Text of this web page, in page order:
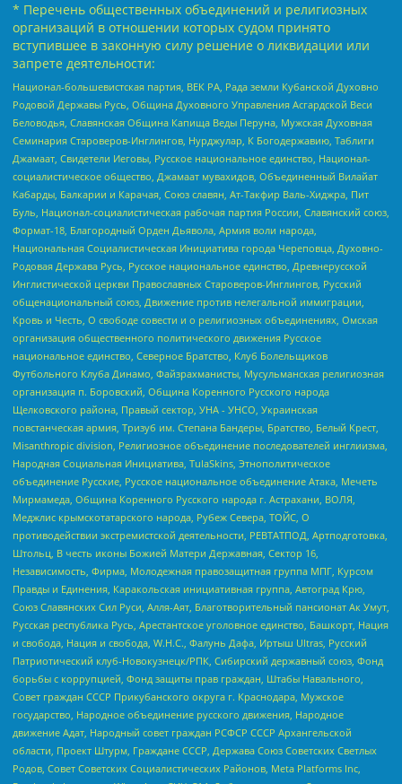
* Перечень общественных объединений и религиозных
организаций в отношении которых судом принято
вступившее в законную силу решение о ликвидации или
запрете деятельности:
Национал-большевистская партия, ВЕК РА, Рада земли Кубанской Духовно
Родовой Державы Русь, Община Духовного Управления Асгардской Веси
Беловодья, Славянская Община Капища Веды Перуна, Мужская Духовная
Семинария Староверов-Инглингов, Нурджулар, К Богодержавию, Таблиги
Джамаат, Свидетели Иеговы, Русское национальное единство, Национал-
социалистическое общество, Джамаат мувахидов, Объединенный Вилайат
Кабарды, Балкарии и Карачая, Союз славян, Ат-Такфир Валь-Хиджра, Пит
Буль, Национал-социалистическая рабочая партия России, Славянский союз,
Формат-18, Благородный Орден Дьявола, Армия воли народа,
Национальная Социалистическая Инициатива города Череповца, Духовно-
Родовая Держава Русь, Русское национальное единство, Древнерусской
Инглистической церкви Православных Староверов-Инглингов, Русский
общенациональный союз, Движение против нелегальной иммиграции,
Кровь и Честь, О свободе совести и о религиозных объединениях, Омская
организация общественного политического движения Русское
национальное единство, Северное Братство, Клуб Болельщиков
Футбольного Клуба Динамо, Файзрахманисты, Мусульманская религиозная
организация п. Боровский, Община Коренного Русского народа
Щелковского района, Правый сектор, УНА - УНСО, Украинская
повстанческая армия, Тризуб им. Степана Бандеры, Братство, Белый Крест,
Misanthropic division, Религиозное объединение последователей инглиизма,
Народная Социальная Инициатива, TulaSkins, Этнополитическое
объединение Русские, Русское национальное объединение Атака, Мечеть
Мирмамеда, Община Коренного Русского народа г. Астрахани, ВОЛЯ,
Меджлис крымскотатарского народа, Рубеж Севера, ТОЙС, О
противодействии экстремистской деятельности, РЕВТАТПОД, Артподготовка,
Штольц, В честь иконы Божией Матери Державная, Сектор 16,
Независимость, Фирма, Молодежная правозащитная группа МПГ, Курсом
Правды и Единения, Каракольская инициативная группа, Автоград Крю,
Союз Славянских Сил Руси, Алля-Аят, Благотворительный пансионат Ак Умут,
Русская республика Русь, Арестантское уголовное единство, Башкорт, Нация
и свобода, Нация и свобода, W.H.С., Фалунь Дафа, Иртыш Ultras, Русский
Патриотический клуб-Новокузнецк/РПК, Сибирский державный союз, Фонд
борьбы с коррупцией, Фонд защиты прав граждан, Штабы Навального,
Совет граждан СССР Прикубанского округа г. Краснодара, Мужское
государство, Народное объединение русского движения, Народное
движение Адат, Народный совет граждан РСФСР СССР Архангельской
области, Проект Штурм, Граждане СССР, Держава Союз Советских Светлых
Родов, Совет Советских Социалистических Районов, Meta Platforms Inc,